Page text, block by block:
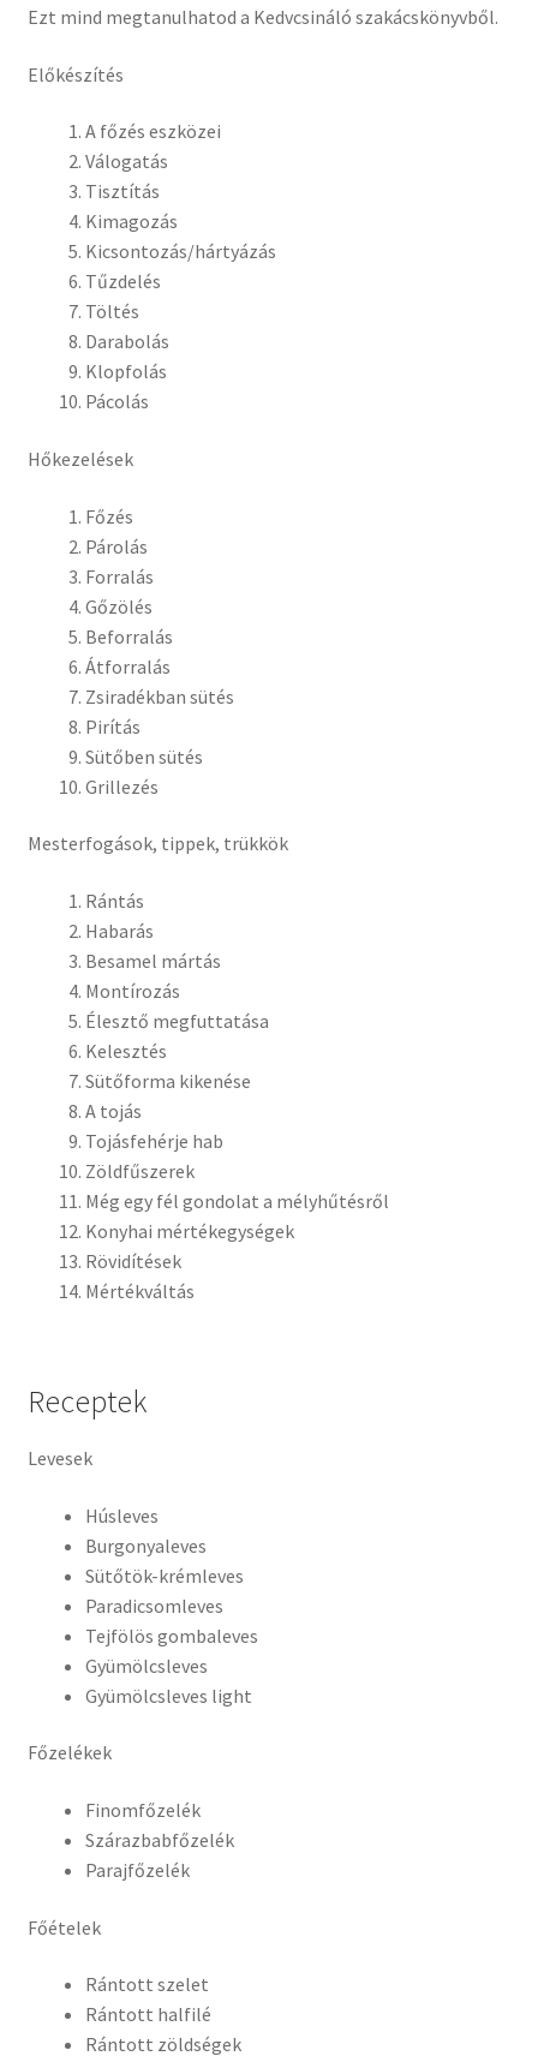
Ezt mind megtanulhatod a Kedvcsináló szakácskönyvből.
Előkészítés
A főzés eszközei
Válogatás
Tisztítás
Kimagozás
Kicsontozás/hártyázás
Tűzdelés
Töltés
Darabolás
Klopfolás
Pácolás
Hőkezelések
Főzés
Párolás
Forralás
Gőzölés
Beforralás
Átforralás
Zsiradékban sütés
Pirítás
Sütőben sütés
Grillezés
Mesterfogások, tippek, trükkök
Rántás
Habarás
Besamel mártás
Montírozás
Élesztő megfuttatása
Kelesztés
Sütőforma kikenése
A tojás
Tojásfehérje hab
Zöldfűszerek
Még egy fél gondolat a mélyhűtésről
Konyhai mértékegységek
Rövidítések
Mértékváltás
Receptek
Levesek
Húsleves
Burgonyaleves
Sütőtök-krémleves
Paradicsomleves
Tejfölös gombaleves
Gyümölcsleves
Gyümölcsleves light
Főzelékek
Finomfőzelék
Szárazbabfőzelék
Parajfőzelék
Főételek
Rántott szelet
Rántott halfilé
Rántott zöldségek